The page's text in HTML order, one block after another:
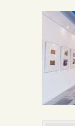
KSIĄŻKI